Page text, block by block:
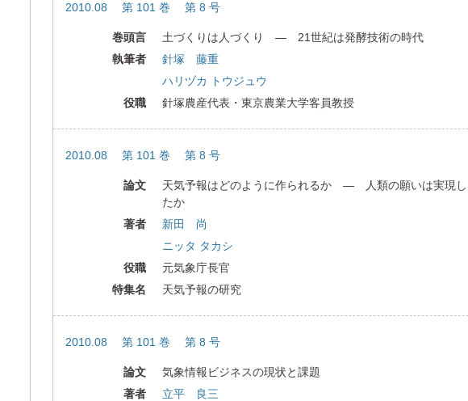
2010.08 第 101 巻 第 8 号
巻頭言
土づくりは人づくり ― 21世紀は発酵技術の時代
執筆者
針塚 藤重
ハリヅカ トウジュウ
役職
針塚農産代表・東京農業大学客員教授
2010.08 第 101 巻 第 8 号
論文
天気予報はどのように作られるか ― 人類の願いは実現し
たか
著者
新田 尚
ニッタ タカシ
役職
元気象庁長官
特集名
天気予報の研究
2010.08 第 101 巻 第 8 号
論文
気象情報ビジネスの現状と課題
著者
立平 良三